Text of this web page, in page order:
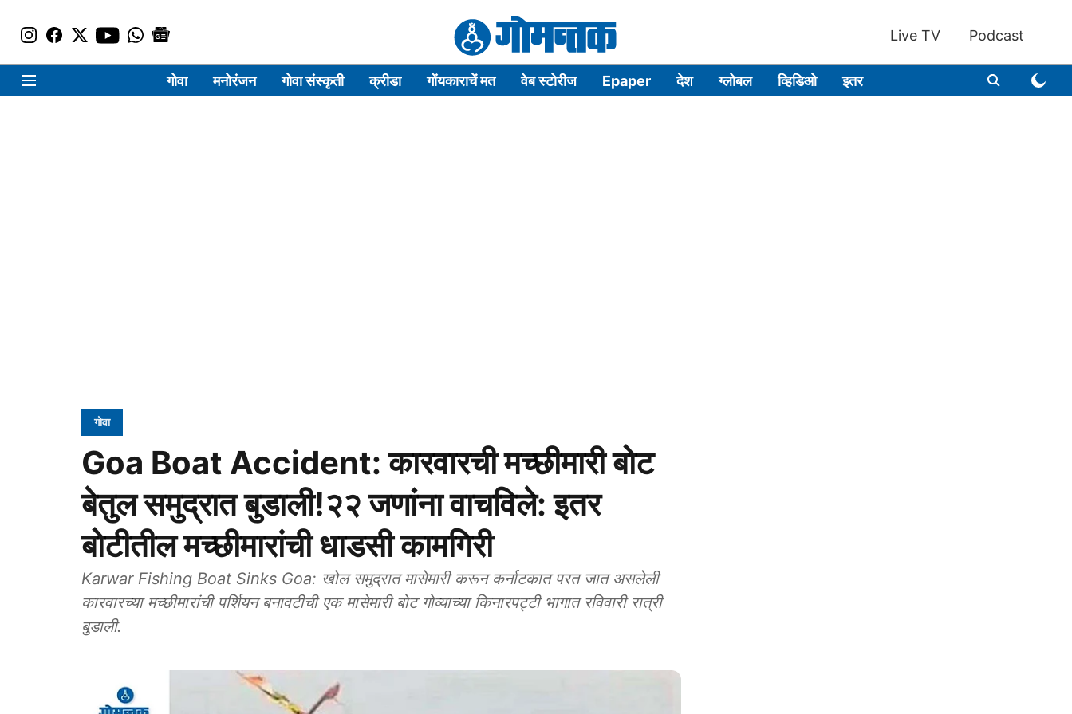
Live TV Podcast
गोवा मनोरंजन गोवा संस्कृती क्रीडा गोंयकाराचें मत वेब स्टोरीज Epaper देश ग्लोबल व्हिडिओ इतर
गोवा
Goa Boat Accident: कारवारची मच्छीमारी बोट
बेतुल समुद्रात बुडाली!२२ जणांना वाचविले: इतर
बोटीतील मच्छीमारांची धाडसी कामगिरी
Karwar Fishing Boat Sinks Goa: खोल समुद्रात मासेमारी करून कर्नाटकात परत जात असलेली
कारवारच्या मच्छीमारांची पर्शियन बनावटीची एक मासेमारी बोट गोव्याच्या किनारपट्टी भागात रविवारी रात्री
बुडाली.